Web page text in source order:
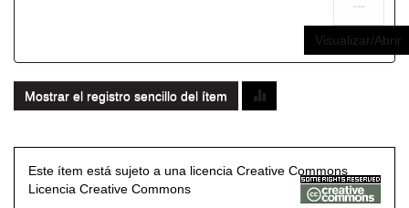
Visualizar/Abrir
Mostrar el registro sencillo del ítem
Este ítem está sujeto a una licencia Creative Commons
Licencia Creative Commons